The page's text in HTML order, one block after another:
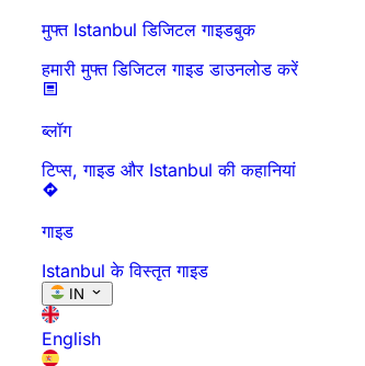
मुफ्त Istanbul डिजिटल गाइडबुक
हमारी मुफ्त डिजिटल गाइड डाउनलोड करें
ब्लॉग
टिप्स, गाइड और Istanbul की कहानियां
गाइड
Istanbul के विस्तृत गाइड
IN
English